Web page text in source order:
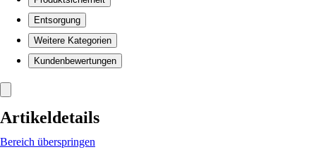
Entsorgung
Weitere Kategorien
Kundenbewertungen
Artikeldetails
Bereich überspringen